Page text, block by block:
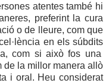
atentes també hi
preferint la cura
o de lleure, com que
en els súbdits
com si això fos una
de la millor manera allò
i oral. Heu considerat